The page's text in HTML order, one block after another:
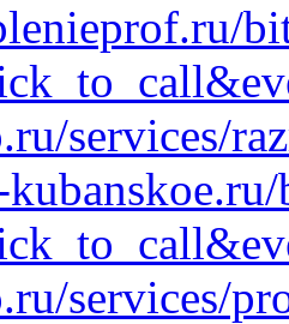
services/
services/